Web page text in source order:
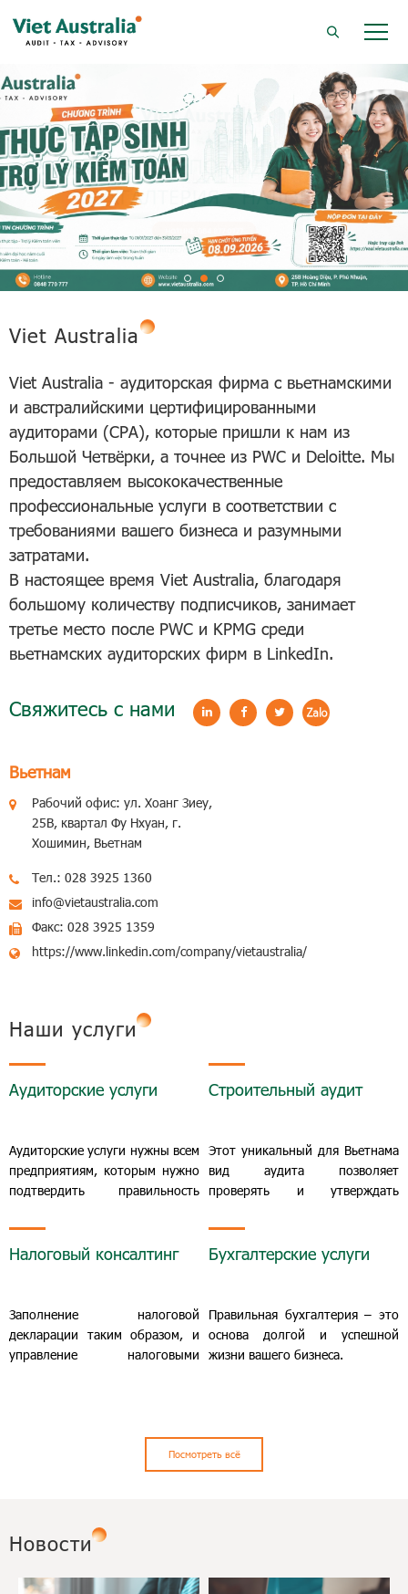
Find out more
Viet Australia
Viet Australia - аудиторская фирма с вьетнамскими
и австралийскими цертифицированными
аудиторами (CPA), которые пришли к нам из
Большой Четвёрки, а точнее из PWC и Deloitte. Мы
предоставляем высококачественные
профессиональные услуги в соответствии с
требованиями вашего бизнеса и разумными
затратами.
В настоящее время Viet Australia, благодаря
большому количеству подписчиков, занимает
третье место после PWC и KPMG среди
вьетнамских аудиторских фирм в LinkedIn.
Свяжитесь с нами
Вьетнам
Рабочий офис: ул. Хоанг Зиеу,
25B, квартал Фу Нхуан, г.
Хошимин, Вьетнам
Тел.: 028 3925 1360
info@vietaustralia.com
Факс: 028 3925 1359
https://www.linkedin.com/company/vietaustralia/
Наши услуги
Аудиторские услуги
Аудиторские услуги нужны всем
предприятиям, которым нужно
подтвердить правильность
деятельности.
Строительный аудит
Этот уникальный для Вьетнама
вид аудита позволяет
проверять и утверждать
проекта.
Налоговый консалтинг
Заполнение налоговой
декларации таким образом, и
управление налоговыми
Бухгалтерские услуги
Правильная бухгалтерия – это
основа долгой и успешной
жизни вашего бизнеса.
Посмотреть всё
Новости